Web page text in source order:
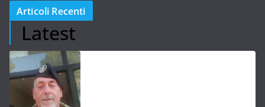
Articoli Recenti
Latest